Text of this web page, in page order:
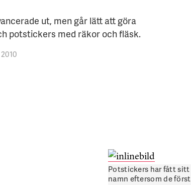
ut, men går lätt att göra
potstickers med räkor och fläsk.
Potstickers har fått sitt
namn eftersom de först